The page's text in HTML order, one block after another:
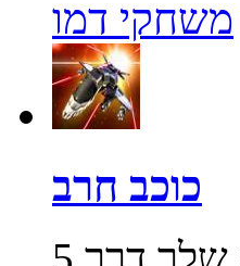
משחקי דמו
כוכב חרב